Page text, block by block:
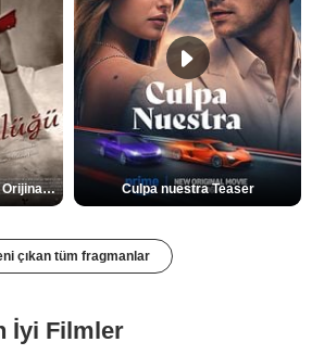
Bir Kadının Seks Günlüğü Orijinal Fragman Culpa nuestra Teaser
çıkan tüm fragmanlar
İyi Filmler